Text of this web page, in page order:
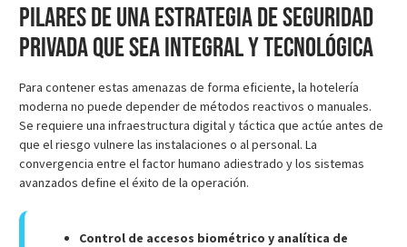
Pilares de una estrategia de seguridad
privada que sea integral y tecnológica
Para contener estas amenazas de forma eficiente, la hotelería
moderna no puede depender de métodos reactivos o manuales.
Se requiere una infraestructura digital y táctica que actúe antes de
que el riesgo vulnere las instalaciones o al personal. La
convergencia entre el factor humano adiestrado y los sistemas
avanzados define el éxito de la operación.
Control de accesos biométrico y analítica de